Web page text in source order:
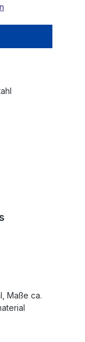
Maße ca.